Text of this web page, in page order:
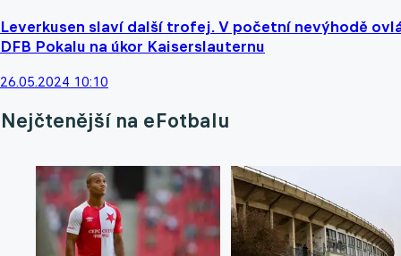
Leverkusen slaví další trofej. V početní nevýhodě
DFB Pokalu na úkor Kaiserslauternu
26.05.2024 10:10
Nejčtenější na eFotbalu